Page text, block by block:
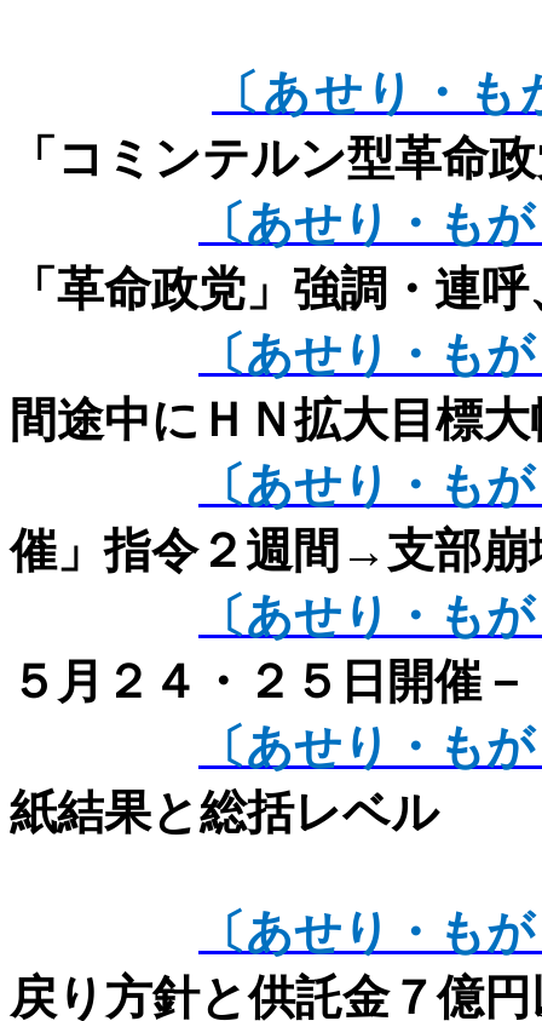
〔あせり・
「コミンテルン型革命
〔あせり・も
「革命政党」強調・連
〔あせり・も
間途中にＨＮ拡大目標
〔あせり・も
催」指令２週間→支部崩
〔あせり・も
５月２４・２５日開催
〔あせり・も
紙結果と総括レベル
〔あせり・も
戻り方針と供託金７億